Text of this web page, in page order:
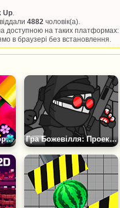
Up
4882 чоловік(а).
доступною на таких платформах:
в браузері без встановлення.
Гра Веселий Манікюрний Салон для дівчаток Гра Божевілля: Проект Нексус